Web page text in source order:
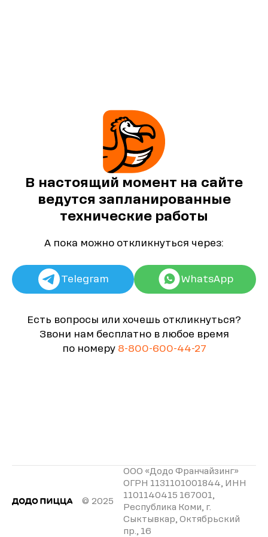
В настоящий момент на сайте
ведутся запланированные
технические работы
А пока можно откликнуться через:
Telegram WhatsApp
Есть вопросы или хочешь откликнуться?
Звони нам бесплатно в любое время
по номеру 8-800-600-44-27
© 2025
ООО «Додо Франчайзинг»
ОГРН 1131101001844, ИНН
1101140415 167001,
Республика Коми, г.
Сыктывкар, Октябрьский
пр., 16